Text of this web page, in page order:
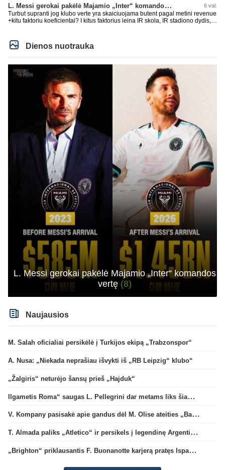
L. Messi gerokai pakėlė Majamio „Inter“ komandos vertę 6 val.
Turbut supranti jog klubo verte yra skaiciuojama butent pagal metini revenue
+kitu faktoriu koeficientai? I kitus faktorius ieina IR skola, IR stadiono dydis,
milzinisko klubo vertes suoli siemet. Be to, tie 200 pamineti cia yra visiskai
on-point, jeigu jau musu mylimas D. prasneko apie klubo vertes kelima, arba
CR atveju - numusima.
Dienos nuotrauka
L. Messi gerokai pakėlė Majamio „Inter“ komandos
vertę (8)
Naujausios
M. Salah oficialiai persikėlė į Turkijos ekipą „Trabzonspor“
A. Nusa: „Niekada neprašiau išvykti iš „RB Leipzig“ klubo“
„Žalgiris“ neturėjo šansų prieš „Hajduk“
Ilgametis Roma“ saugas L. Pellegrini dar metams liks šiame klube
V. Kompany pasisakė apie gandus dėl M. Olise ateities „Bayern“ gretose
T. Almada paliks „Atletico“ ir persikels į legendinę Argentinos ekipą
„Brighton“ priklausantis F. Buonanotte karjerą pratęs Ispanijoje